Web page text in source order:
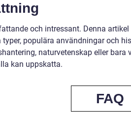
och intressant. Denna
populära användningar och
naturvetenskap eller
kan uppskatta.
FAQ